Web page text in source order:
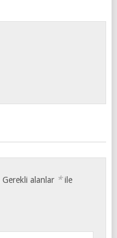
Gerekli alanlar *ile